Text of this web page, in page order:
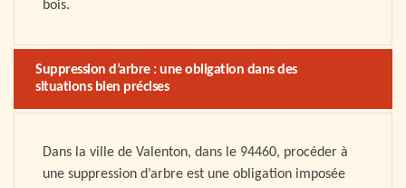
bois.
Suppression d’arbre : une obligation dans des
situations bien précises
Dans la ville de Valenton, dans le 94460, procéder à
une suppression d’arbre est une obligation imposée